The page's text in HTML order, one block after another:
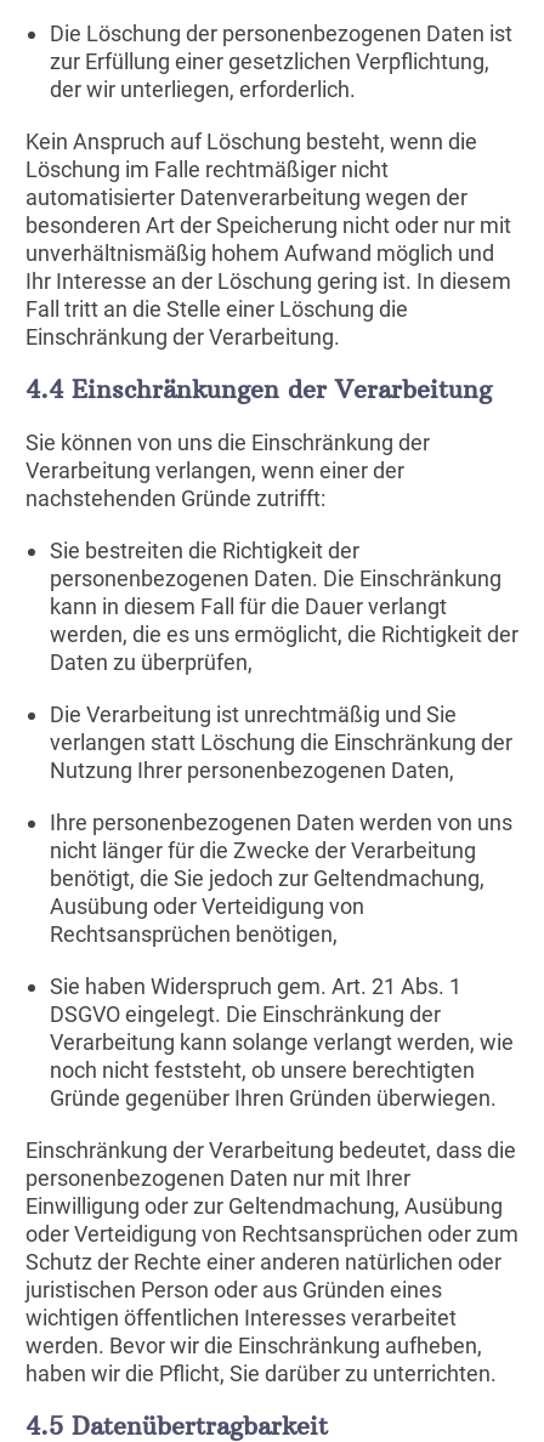
Die Löschung der personenbezogenen Daten ist
zur Erfüllung einer gesetzlichen Verpflichtung,
der wir unterliegen, erforderlich.
Kein Anspruch auf Löschung besteht, wenn die
Löschung im Falle rechtmäßiger nicht
automatisierter Datenverarbeitung wegen der
besonderen Art der Speicherung nicht oder nur mit
unverhältnismäßig hohem Aufwand möglich und
Ihr Interesse an der Löschung gering ist. In diesem
Fall tritt an die Stelle einer Löschung die
Einschränkung der Verarbeitung.
4.4 Einschränkungen der Verarbeitung
Sie können von uns die Einschränkung der
Verarbeitung verlangen, wenn einer der
nachstehenden Gründe zutrifft:
Sie bestreiten die Richtigkeit der
personenbezogenen Daten. Die Einschränkung
kann in diesem Fall für die Dauer verlangt
werden, die es uns ermöglicht, die Richtigkeit der
Daten zu überprüfen,
Die Verarbeitung ist unrechtmäßig und Sie
verlangen statt Löschung die Einschränkung der
Nutzung Ihrer personenbezogenen Daten,
Ihre personenbezogenen Daten werden von uns
nicht länger für die Zwecke der Verarbeitung
benötigt, die Sie jedoch zur Geltendmachung,
Ausübung oder Verteidigung von
Rechtsansprüchen benötigen,
Sie haben Widerspruch gem. Art. 21 Abs. 1
DSGVO eingelegt. Die Einschränkung der
Verarbeitung kann solange verlangt werden, wie
noch nicht feststeht, ob unsere berechtigten
Gründe gegenüber Ihren Gründen überwiegen.
Einschränkung der Verarbeitung bedeutet, dass die
personenbezogenen Daten nur mit Ihrer
Einwilligung oder zur Geltendmachung, Ausübung
oder Verteidigung von Rechtsansprüchen oder zum
Schutz der Rechte einer anderen natürlichen oder
juristischen Person oder aus Gründen eines
wichtigen öffentlichen Interesses verarbeitet
werden. Bevor wir die Einschränkung aufheben,
haben wir die Pflicht, Sie darüber zu unterrichten.
4.5 Datenübertragbarkeit